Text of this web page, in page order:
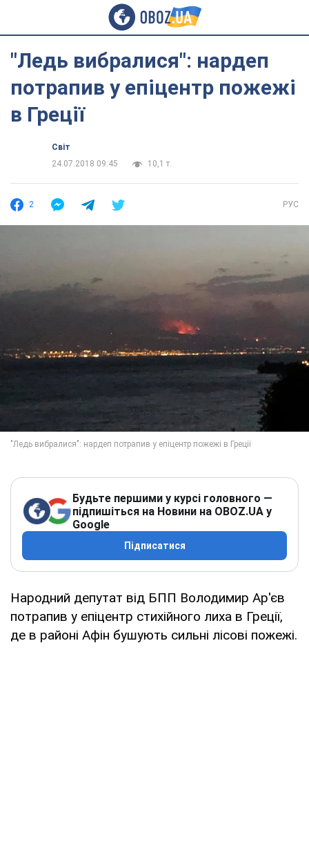
"Ледь вибралися": нардеп
потрапив у епіцентр пожежі
в Греції
Світ
24.07.2018 09:45
10,1 т.
2 РУС
Будьте першими у курсі головного —
підпишіться на Новини на OBOZ.UA у
Google
Підписатися
Народний депутат від БПП Володимир Ар'єв
потрапив у епіцентр стихійного лиха в Греції,
де в районі Афін бушують сильні лісові пожежі.